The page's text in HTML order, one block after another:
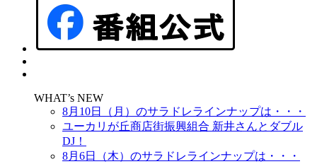
WHAT’s NEW
8月10日（月）のサラドレラインナップは・・・
ユーカリが丘商店街振興組合 新井さんとダブル
DJ！
8月6日（木）のサラドレラインナップは・・・